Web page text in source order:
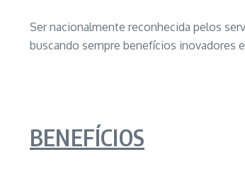
Ser nacionalmente reconhecida pelos
buscando sempre benefícios inovadores
BENEFÍCIOS